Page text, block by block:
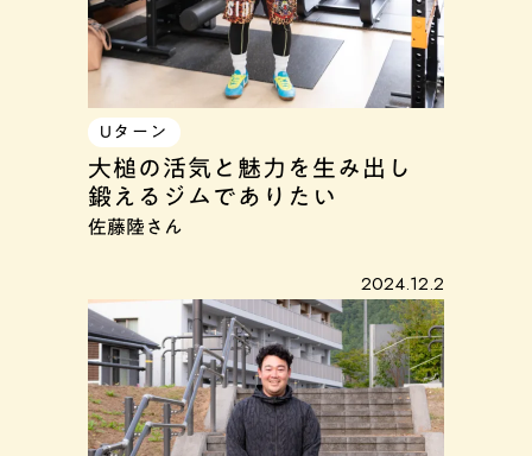
Uターン
大槌の活気と魅力を生み出し
鍛えるジムでありたい
佐藤陸さん
2024.12.2